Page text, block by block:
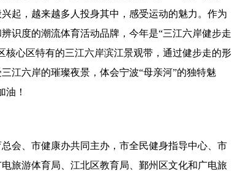
起，越来越多人投身其中，感受运动的魅力。作为
识度的潮流体育活动品牌，今年是“三江六岸健步走
核心区特有的三江六岸滨江景观带，通过健步走的形
江六岸的璀璨夜景，体会宁波“母亲河”的独特魅
油！
会、市健康办共同主办，市全民健身指导中心、市
旅游体育局、江北区教育局、鄞州区文化和广电旅